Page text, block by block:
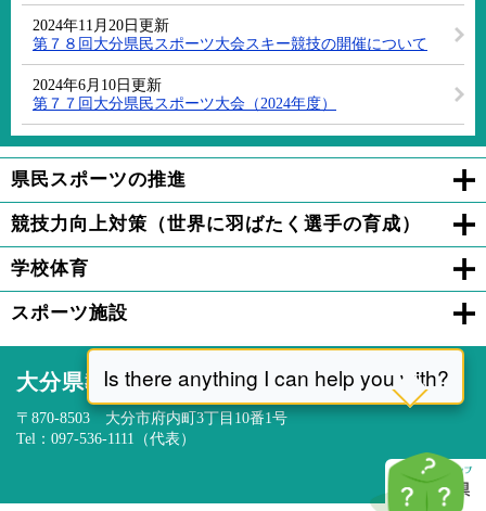
2024年11月20日更新
第７８回大分県民スポーツ大会スキー競技の開催について
2024年6月10日更新
第７７回大分県民スポーツ大会（2024年度）
県民スポーツの推進
競技力向上対策（世界に羽ばたく選手の育成）
学校体育
スポーツ施設
大分県教育委員会
〒870-8503 大分市府内町3丁目10番1号
Tel：097-536-1111（代表）